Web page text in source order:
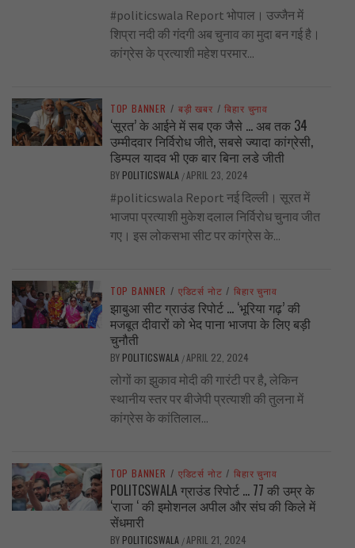
#politicswala Report भोपाल। उज्जैन में
शिप्रा नदी की गंदगी अब चुनाव का मुदा बन गई है।
कांग्रेस के प्रत्याशी महेश परमार...
TOP BANNER / बड़ी खबर / बिहार चुनाव
‘सूरत’ के आईने में सब एक जैसे … अब तक 34
उम्मीदवार निर्विरोध जीते, सबसे ज्यादा कांग्रेसी,
डिम्पल यादव भी एक बार बिना लडे जीती
BY POLITICSWALA /APRIL 23, 2024
#politicswala Report नई दिल्ली। सूरत में
भाजपा प्रत्याशी मुकेश दलाल निर्विरोध चुनाव जीत
गए। इस लोकसभा सीट पर कांग्रेस के...
TOP BANNER / एडिटर्स नोट / बिहार चुनाव
झाबुआ सीट ग्राउंड रिपोर्ट … ‘भूरिया गढ़’ की
मजबूत दीवारों को भेद पाना भाजपा के लिए बड़ी
चुनौती
BY POLITICSWALA /APRIL 22, 2024
लोगों का झुकाव मोदी की गारंटी पर है, लेकिन
स्थानीय स्तर पर बीजेपी प्रत्याशी की तुलना में
कांग्रेस के कांतिलाल...
TOP BANNER / एडिटर्स नोट / बिहार चुनाव
POLITCSWALA ग्राउंड रिपोर्ट … 77 की उम्र के
‘राजा ‘ की इमोशनल अपील और संघ की किले में
सेंधमारी
BY POLITICSWALA /APRIL 21, 2024